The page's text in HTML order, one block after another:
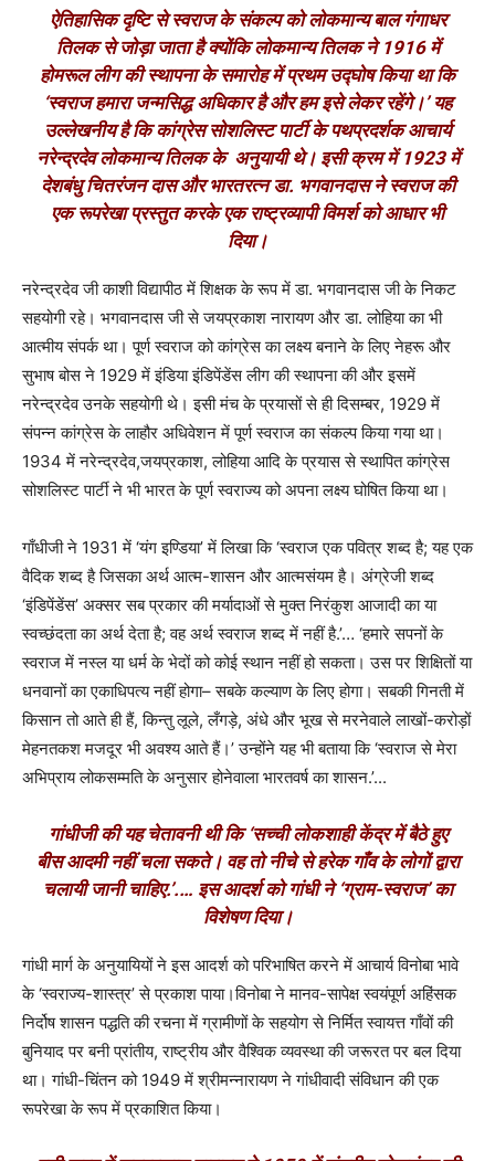
ऐतिहासिक दृष्टि से स्वराज के संकल्प को लोकमान्य बाल गंगाधर
तिलक से जोड़ा जाता है क्योंकि लोकमान्य तिलक ने 1916 में
होमरूल लीग की स्थापना के समारोह में प्रथम उद्घोष किया था कि
‘स्वराज हमारा जन्मसिद्ध अधिकार है और हम इसे लेकर रहेंगे।’यह
उल्लेखनीय है कि कांग्रेस सोशलिस्ट पार्टी के पथप्रदर्शक आचार्य
नरेन्द्रदेव लोकमान्य तिलक के अनुयायी थे। इसी क्रम में 1923 में
देशबंधु चितरंजन दास और भारतरत्न डा. भगवानदास ने स्वराज की
एक रूपरेखा प्रस्तुत करके एक राष्ट्रव्यापी विमर्श को आधार भी
दिया।
नरेन्द्रदेव जी काशी विद्यापीठ में शिक्षक के रूप में डा. भगवानदास जी के निकट
सहयोगी रहे। भगवानदास जी से जयप्रकाश नारायण और डा. लोहिया का भी
आत्मीय संपर्क था। पूर्ण स्वराज को कांग्रेस का लक्ष्य बनाने के लिए नेहरू और
सुभाष बोस ने 1929 में इंडिया इंडिपेंडेंस लीग की स्थापना की और इसमें
नरेन्द्रदेव उनके सहयोगी थे। इसी मंच के प्रयासों से ही दिसम्बर, 1929 में
संपन्न कांग्रेस के लाहौर अधिवेशन में पूर्ण स्वराज का संकल्प किया गया था।
1934 में नरेन्द्रदेव,जयप्रकाश,लोहिया आदि के प्रयास से स्थापित कांग्रेस
सोशलिस्ट पार्टी ने भी भारत के पूर्ण स्वराज्य को अपना लक्ष्य घोषित किया था।
गाँधीजी ने 1931 में ‘यंग इण्डिया’में लिखा कि‘स्वराज एक पवित्र शब्द है;यह एक
वैदिक शब्द है जिसका अर्थ आत्म-शासन और आत्मसंयम है। अंग्रेजी शब्द
‘इंडिपेंडेंस’ अक्सर सब प्रकार की मर्यादाओं से मुक्त निरंकुश आजादी का या
स्वच्छंदता का अर्थ देता है;वह अर्थ स्वराज शब्द में नहीं है.’… ‘हमारे सपनों के
स्वराज में नस्ल या धर्म के भेदों को कोई स्थान नहीं हो सकता। उस पर शिक्षितों या
धनवानों का एकाधिपत्य नहीं होगा– सबके कल्याण के लिए होगा। सबकी गिनती में
किसान तो आते ही हैं,किन्तु लूले,लँगड़े, अंधे और भूख से मरनेवाले लाखों-करोड़ों
मेहनतकश मजदूर भी अवश्य आते हैं।’उन्होंने यह भी बताया कि‘स्वराज से मेरा
अभिप्राय लोकसम्मति के अनुसार होनेवाला भारतवर्ष का शासन.’...
गांधीजी की यह चेतावनी थी कि‘सच्ची लोकशाही केंद्र में बैठे हुए
बीस आदमी नहीं चला सकते। वह तो नीचे से हरेक गाँव के लोगों द्वारा
चलायी जानी चाहिए.’.… इस आदर्श को गांधी ने‘ग्राम-स्वराज’का
विशेषण दिया।
गांधी मार्ग के अनुयायियों ने इस आदर्श को परिभाषित करने में आचार्य विनोबा भावे
के‘स्वराज्य-शास्त्र’से प्रकाश पाया।विनोबा ने मानव-सापेक्ष स्वयंपूर्ण अहिंसक
निर्दोष शासन पद्धति की रचना में ग्रामीणों के सहयोग से निर्मित स्वायत्त गाँवों की
बुनियाद पर बनी प्रांतीय,राष्ट्रीय और वैश्विक व्यवस्था की जरूरत पर बल दिया
था। गांधी-चिंतन को 1949 में श्रीमन्नारायण ने गांधीवादी संविधान की एक
रूपरेखा के रूप में प्रकाशित किया।